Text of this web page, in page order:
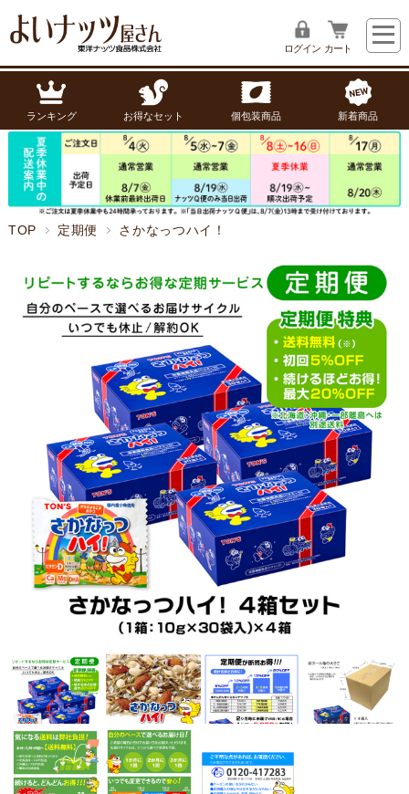
ログイン カート
ランキング お得なセット 個包装商品 新着商品
TOP 定期便 さかなっつハイ！